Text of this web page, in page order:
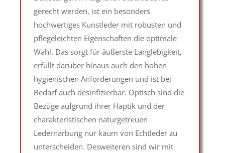
gerecht werden, ist ein besonders
hochwertiges Kunstleder mit robusten und
pflegeleichten Eigenschaften die optimale
Wahl. Das sorgt für äußerste Langlebigkeit,
erfüllt darüber hinaus auch den hohen
hygienischen Anforderungen und ist bei
Bedarf auch desinfizierbar. Optisch sind die
Bezüge aufgrund ihrer Haptik und der
charakteristischen naturgetreuen
Ledernarbung nur kaum von Echtleder zu
unterscheiden. Desweiteren sind wir mit